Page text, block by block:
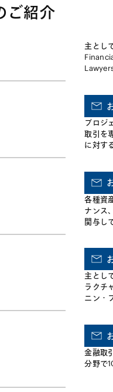
に手がけており、再保険会社
する通貨と元受保険の支払通
保資産として再保険取引に
手法、さらには、近時増加し
るリパック債を再保険会社の
産に組み込む手法など、豊富
ご紹介
主とし
もあ
令お
規制法
の検査
プロジ
取引を
に対す
各種資
ナンス
関与し
主とし
ラクチ
ニン・
種類
企業
す。ま
取り扱
金融取
分野で